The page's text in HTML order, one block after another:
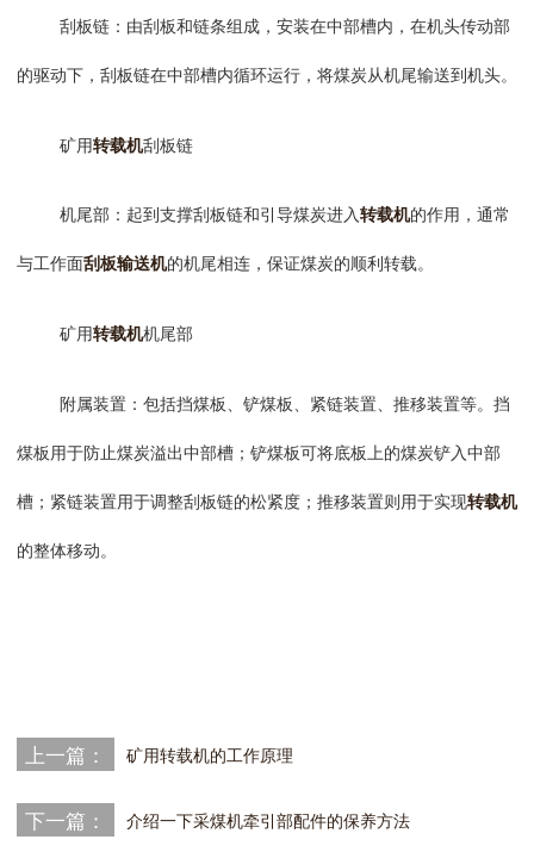
刮板链 ：由刮板和链条组成，安装在中部槽内，在机头传动部
的驱动下，刮板链在中部槽内循环运行，将煤炭从机尾输送到机头。
矿用转载机刮板链
机尾部 ：起到支撑刮板链和引导煤炭进入转载机的作用，通常
与工作面刮板输送机的机尾相连，保证煤炭的顺利转载。
矿用转载机机尾部
附属装置 ：包括挡煤板、铲煤板、紧链装置、推移装置等。挡
煤板用于防止煤炭溢出中部槽；铲煤板可将底板上的煤炭铲入中部
槽；紧链装置用于调整刮板链的松紧度；推移装置则用于实现转载机
的整体移动。
上一篇： 矿用转载机的工作原理
下一篇： 介绍一下采煤机牵引部配件的保养方法